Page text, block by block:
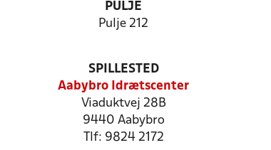
PULJE
Pulje 212
SPILLESTED
Aabybro Idrætscenter
Viaduktvej 28B
9440 Aabybro
Tlf: 9824 2172